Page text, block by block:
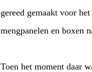
gereed gemaakt voor
mengpanelen en boxen
Toen het moment daar